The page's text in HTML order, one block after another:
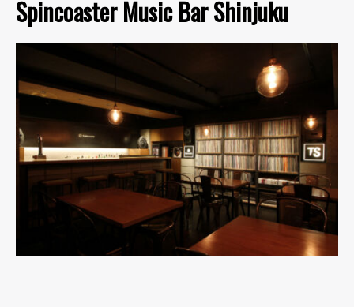
Spincoaster Music Bar Shinjuku